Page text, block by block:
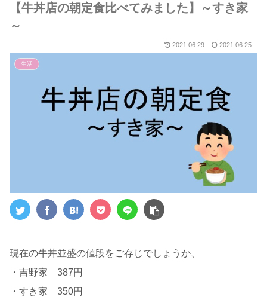
【牛丼店の朝定食比べてみました】～すき家
～
2021.06.29 2021.06.25
生活
現在の牛丼並盛の値段をご存じでしょうか、
・吉野家 387円
・すき家 350円